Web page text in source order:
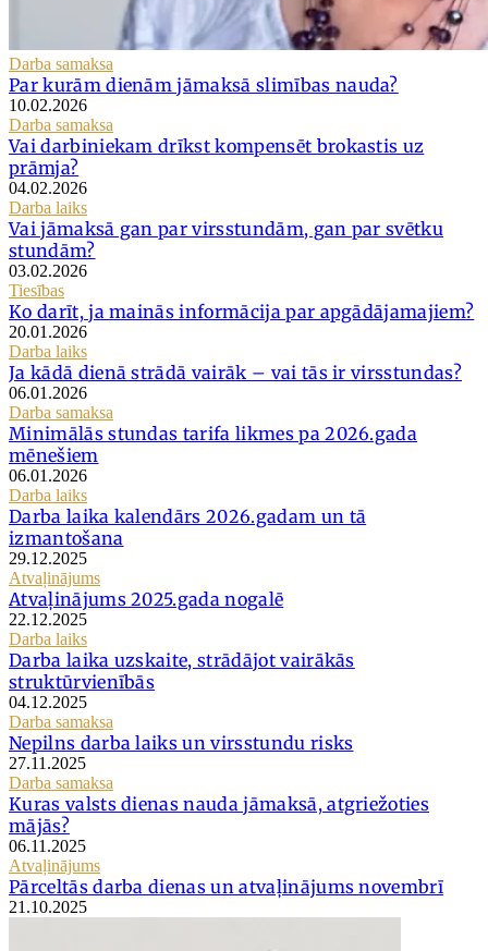
Darba samaksa
Par kurām dienām jāmaksā slimības nauda?
10.02.2026
Darba samaksa
Vai darbiniekam drīkst kompensēt brokastis uz
prāmja?
04.02.2026
Darba laiks
Vai jāmaksā gan par virsstundām, gan par svētku
stundām?
03.02.2026
Tiesības
Ko darīt, ja mainās informācija par apgādājamajiem?
20.01.2026
Darba laiks
Ja kādā dienā strādā vairāk – vai tās ir virsstundas?
06.01.2026
Darba samaksa
Minimālās stundas tarifa likmes pa 2026.gada
mēnešiem
06.01.2026
Darba laiks
Darba laika kalendārs 2026.gadam un tā
izmantošana
29.12.2025
Atvaļinājums
Atvaļinājums 2025.gada nogalē
22.12.2025
Darba laiks
Darba laika uzskaite, strādājot vairākās
struktūrvienībās
04.12.2025
Darba samaksa
Nepilns darba laiks un virsstundu risks
27.11.2025
Darba samaksa
Kuras valsts dienas nauda jāmaksā, atgriežoties
mājās?
06.11.2025
Atvaļinājums
Pārceltās darba dienas un atvaļinājums novembrī
21.10.2025